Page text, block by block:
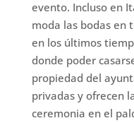
evento. Incluso en
moda las bodas en
en los últimos
donde poder
propiedad del
privadas y ofrecen
ceremonia en el